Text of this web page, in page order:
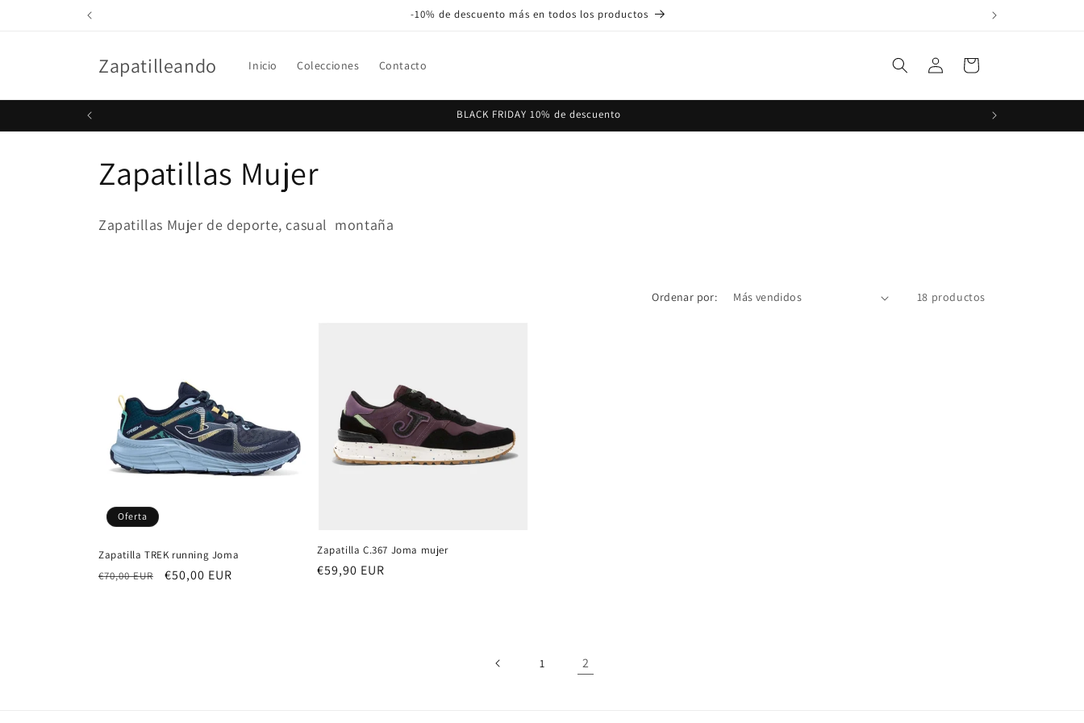
-10% de descuento más en todos los productos
Zapatilleando Inicio Colecciones Contacto
Iniciar
sesión
Carrito
BLACK FRIDAY 10% de descuento
C
o
ó
n
:
Zapatillas Mujer
Zapatillas Mujer de deporte, casual montaña
Ordenar por: 18 productos
Oferta
Zapatilla TREK running Joma
Precio
€70,00 EUR
Precio
€50,00 EUR
Zapatilla C.367 Joma mujer
Precio
€59,90 EUR
1 2